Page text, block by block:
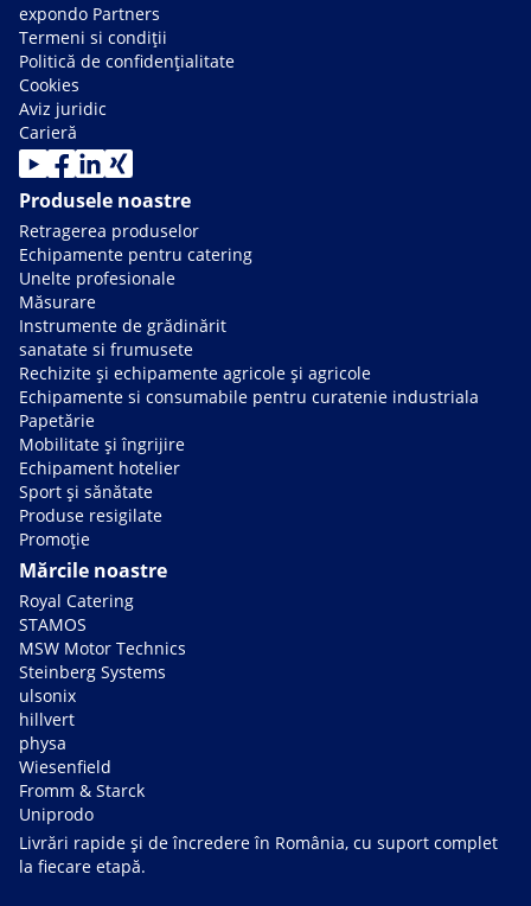
expondo Partners
Termeni si condiții
Politică de confidențialitate
Cookies
Aviz juridic
Carieră
Produsele noastre
Retragerea produselor
Echipamente pentru catering
Unelte profesionale
Măsurare
Instrumente de grădinărit
sanatate si frumusete
Rechizite și echipamente agricole și agricole
Echipamente si consumabile pentru curatenie industriala
Papetărie
Mobilitate și îngrijire
Echipament hotelier
Sport și sănătate
Produse resigilate
Promoție
Mărcile noastre
Royal Catering
STAMOS
MSW Motor Technics
Steinberg Systems
ulsonix
hillvert
physa
Wiesenfield
Fromm & Starck
Uniprodo
Livrări rapide și de încredere în România, cu suport complet
la fiecare etapă.